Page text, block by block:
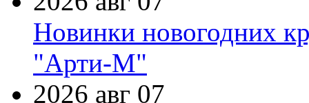
Новинки новогодних
"Арти-М"
2026 авг 07